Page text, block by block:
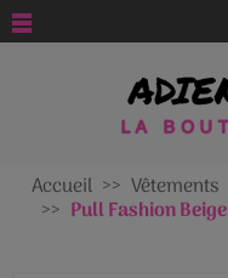
Accueil Vêtements
Pull Fashion Beige